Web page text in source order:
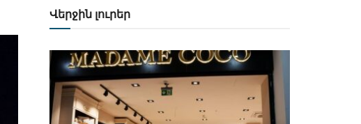
Վերջին լուրեր